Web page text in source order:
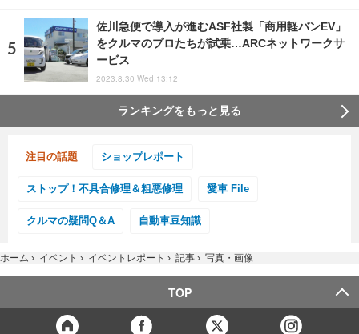
佐川急便で導入が進むASF社製「商用軽バンEV」
をクルマのプロたちが試乗…ARCネットワークサ
ービス
2023.8.30 Wed 13:12
ランキングをもっと見る
注目の話題 ショップレポート
ストップ！不具合修理＆粗悪修理 愛車 File
クルマの疑問Q＆A 自動車豆知識
ホーム › イベント › イベントレポート › 記事 › 写真・画像
TOP